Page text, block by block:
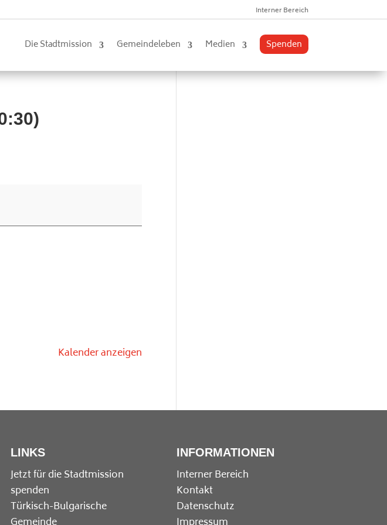
Interner Bereich
Die Stadtmission Gemeindeleben Medien Spenden
Kalender anzeigen
LINKS
Jetzt für die Stadtmission
spenden
Türkisch-Bulgarische
INFORMATIONEN
Interner Bereich
Kontakt
Datenschutz